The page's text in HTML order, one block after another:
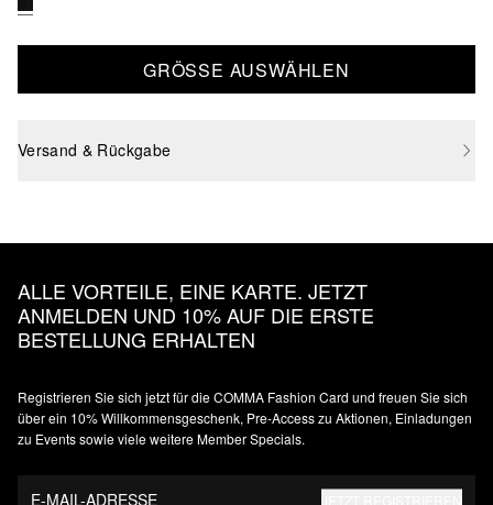
GRÖSSE AUSWÄHLEN
Versand & Rückgabe
ALLE VORTEILE, EINE KARTE. JETZT
ANMELDEN UND 10% AUF DIE ERSTE
BESTELLUNG ERHALTEN
Registrieren Sie sich jetzt für die COMMA Fashion Card und freuen Sie sich
über ein 10% Willkommensgeschenk, Pre-Access zu Aktionen, Einladungen
zu Events sowie viele weitere Member Specials.
E-MAIL-ADRESSE